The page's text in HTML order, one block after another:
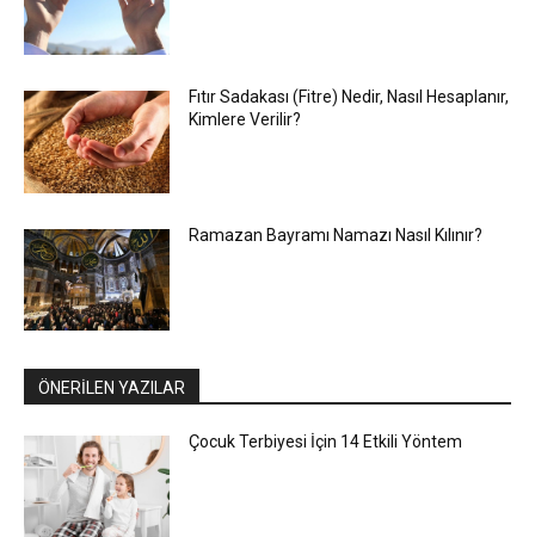
Fıtır Sadakası (Fitre) Nedir, Nasıl Hesaplanır,
Kimlere Verilir?
Ramazan Bayramı Namazı Nasıl Kılınır?
ÖNERİLEN YAZILAR
Çocuk Terbiyesi İçin 14 Etkili Yöntem